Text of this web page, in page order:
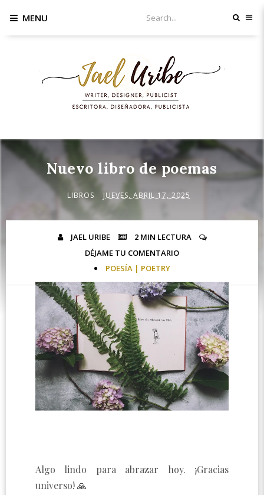
MENU
Nuevo libro de poemas
LIBROS JUEVES, ABRIL 17, 2025
JAEL URIBE 2 MIN LECTURA
DÉJAME TU COMENTARIO
POESÍA | POETRY
Algo lindo para abrazar hoy. ¡Gracias
universo! 🙏